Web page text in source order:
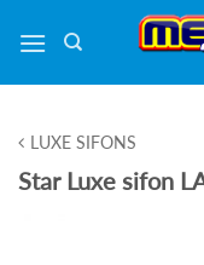
naar
LUXE SIFONS
Star Luxe sifon